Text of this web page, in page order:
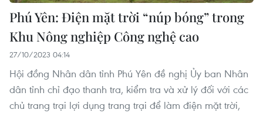
Phú Yên: Điện mặt trời “núp bóng” trong
Khu Nông nghiệp Công nghệ cao
27/10/2023 04:14
Hội đồng Nhân dân tỉnh Phú Yên đề nghị Ủy ban Nhân
dân tỉnh chỉ đạo thanh tra, kiểm tra và xử lý đối với các
chủ trang trại lợi dụng trang trại để làm điện mặt trời,